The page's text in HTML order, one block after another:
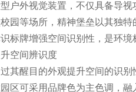
户外视觉装置，不仅具备导
园等场所，精神堡垒以其独
标牌增强空间识别性，是环境
空间辨识度
其醒目的外观提升空间的识
区可采用品牌色为主色调，